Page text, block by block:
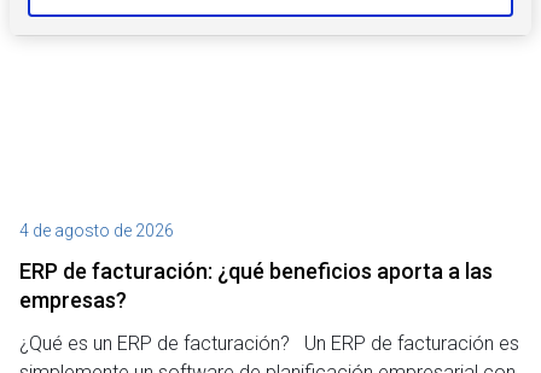
m
4 de agosto de 2026
ERP de facturación​: ¿qué beneficios aporta a las
empresas?
¿Qué es un ERP de facturación? Un ERP de facturación es